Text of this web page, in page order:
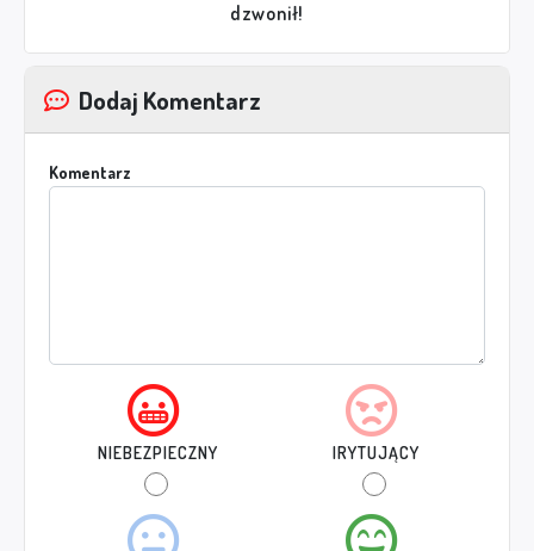
dzwonił!
Dodaj Komentarz
Komentarz
NIEBEZPIECZNY IRYTUJĄCY